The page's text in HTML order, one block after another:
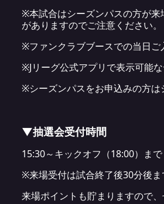
※本試合はシーズンパスの方が
がありますのでご注意ください。
※ファンクラブブースでの当日ご
※Jリーグ公式アプリで表示可能
※シーズンパスをお申込みの方は
▼抽選会受付時間
15:30～キックオフ（18:00）まで
※来場受付は試合終了後30分後ま
来場ポイントも貯まりますので、